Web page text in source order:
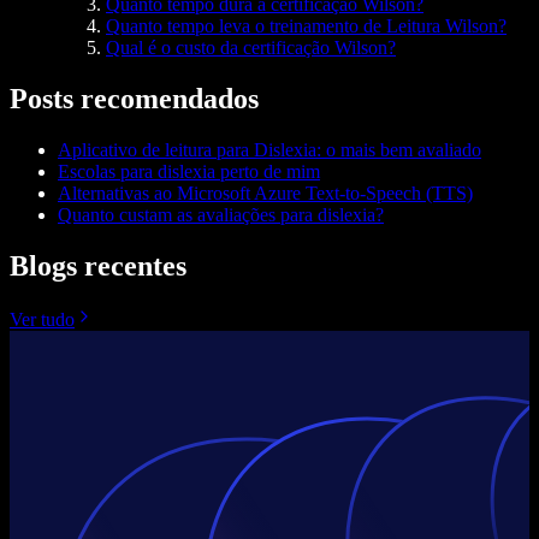
Quanto tempo dura a certificação Wilson?
Quanto tempo leva o treinamento de Leitura Wilson?
Qual é o custo da certificação Wilson?
Posts recomendados
Aplicativo de leitura para Dislexia: o mais bem avaliado
Escolas para dislexia perto de mim
Alternativas ao Microsoft Azure Text-to-Speech (TTS)
Quanto custam as avaliações para dislexia?
Blogs recentes
Ver tudo